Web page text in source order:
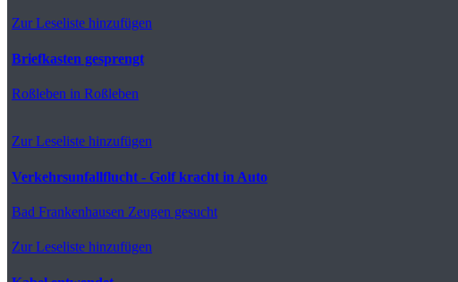
Zur Leseliste hinzufügen
Briefkasten gesprengt
Roßleben in Roßleben
Zur Leseliste hinzufügen
Verkehrsunfallflucht - Golf kracht in Auto
Bad Frankenhausen Zeugen gesucht
Zur Leseliste hinzufügen